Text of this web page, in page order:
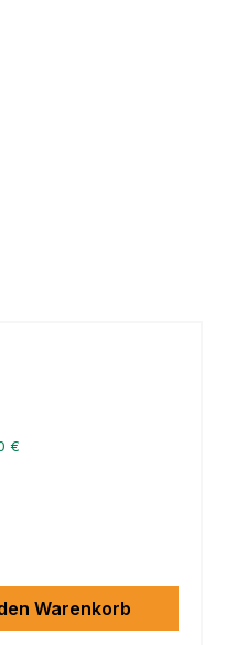
€
Warenkorb